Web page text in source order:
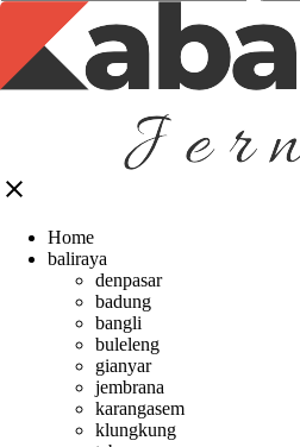
close
Home
baliraya
denpasar
badung
bangli
buleleng
gianyar
jembrana
karangasem
klungkung